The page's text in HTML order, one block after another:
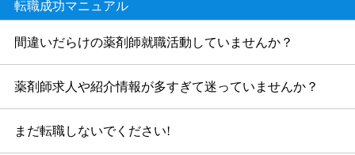
転職成功マニュアル
間違いだらけの薬剤師就職活動していませんか？
薬剤師求人や紹介情報が多すぎて迷っていませんか？
まだ転職しないでください!